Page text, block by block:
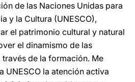
de las Naciones Unidas para
y la Cultura (UNESCO),
el patrimonio cultural y natural
el dinamismo de las
de la formación. Me
UNESCO la atención activa